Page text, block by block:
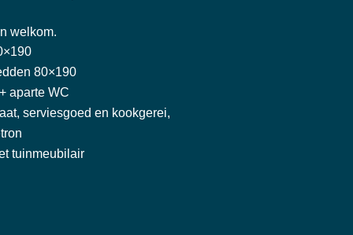
welkom.
80×190
aparte WC
serviesgoed en kookgerei,
tuinmeubilair